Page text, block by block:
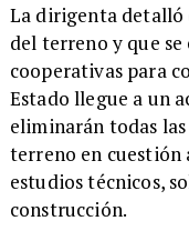
La dirigenta detalló
del terreno y que
cooperativas para
Estado llegue a un
eliminarán todas
terreno en cuestión
estudios técnicos,
construcción.